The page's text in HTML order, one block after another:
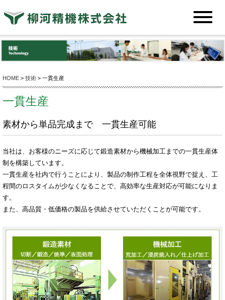
HOME > 技術 > 一貫生産
一貫生産
素材から単品完成まで 一貫生産可能
当社は、お客様のニーズに応じて鍛造素材から機械加工までの一貫生産体
制を構築しています。
一貫生産を社内で行うことにより、製品の制作工程を全体視野で捉え、工
程間のロスタイムが少なくなることで、高効率な生産対応が可能になりま
す。
また、高品質・低価格の製品を供給させていただくことが可能です。